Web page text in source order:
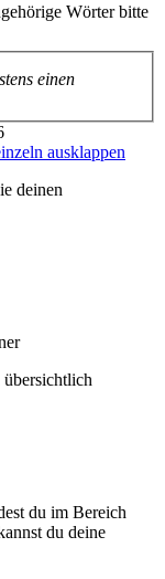
Wörter bitte
einen
ausklappen
deinen
übersichtlich
du im Bereich
du deine